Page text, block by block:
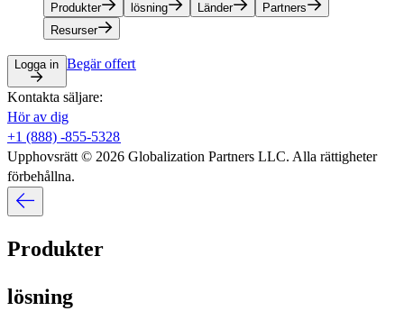
Produkter​​ lösning​​ Länder​​
Partners​​
Resurser​​
Logga in​​ Begär offert​​
Kontakta säljare:​​
Hör av dig​​
+1 (888) -855-5328​​
Upphovsrätt © 2026 Globalization Partners LLC. Alla rättigheter
förbehållna.​​
Produkter​​
lösning​​